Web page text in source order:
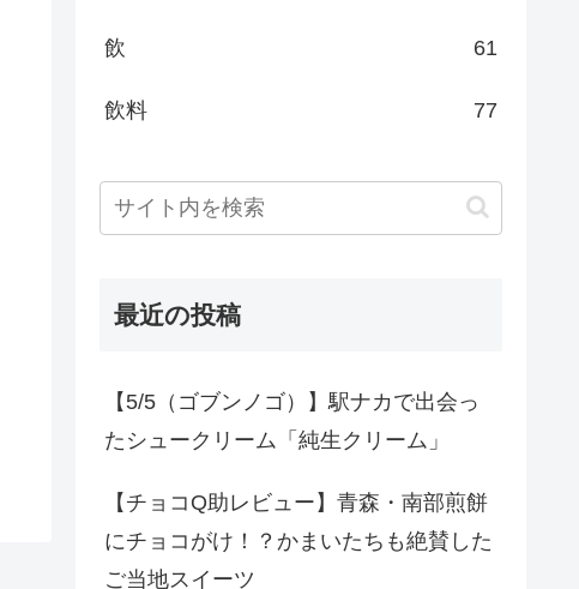
飲 61
飲料 77
最近の投稿
【5/5（ゴブンノゴ）】駅ナカで出会っ
たシュークリーム「純生クリーム」
【チョコQ助レビュー】青森・南部煎餅
にチョコがけ！？かまいたちも絶賛した
ご当地スイーツ